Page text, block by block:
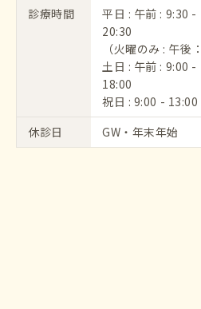
診療時間
平日 : 午前 : 9:30
20:30
（火曜のみ : 午後
土日 : 午前 : 9:00
18:00
祝日 : 9:00 - 13:00
休診日
GW・年末年始